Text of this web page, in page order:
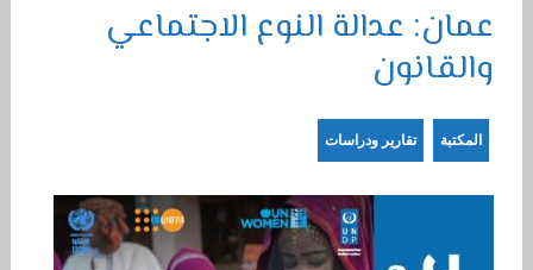
عمان: عدالة النوع الاجتماعي
والقانون
المكتبة تقارير ودراسات